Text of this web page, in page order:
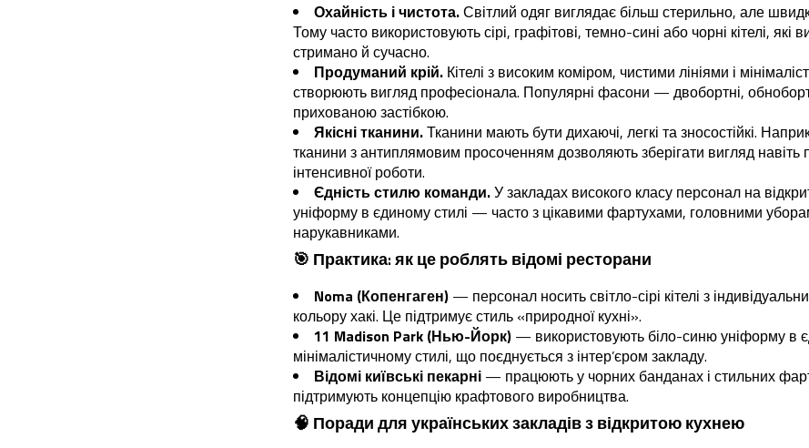
Охайність і чистота.Світлий одяг виглядає більш стерильно, але
Тому часто використовують сірі, графітові, темно-сині або чорні кітелі, які
стримано й сучасно.
Продуманий крій. Кітелі з високим коміром, чистими лініями і
створюють вигляд професіонала. Популярні фасони — двобортні,
прихованою застібкою.
Якісні тканини.Тканини мають бути дихаючі, легкі та зносостійкі.
тканини з антиплямовим просоченням дозволяють зберігати вигляд навіть
інтенсивної роботи.
Єдність стилю команди.У закладах високого класу персонал на
уніформу в єдиному стилі — часто з цікавими фартухами, головними
нарукавниками.
🎯 Практика: як це роблять відомі ресторани
Noma (Копенгаген) — персонал носить світло-сірі кітелі з
кольору хакі. Це підтримує стиль «природної кухні».
11 Madison Park (Нью-Йорк) — використовують біло-синю уніформу в
мінімалістичному стилі, що поєднується з інтер’єром закладу.
Відомі київські пекарні — працюють у чорних банданах і стильних
підтримують концепцію крафтового виробництва.
🧠 Поради для українських закладів з відкритою кухнею